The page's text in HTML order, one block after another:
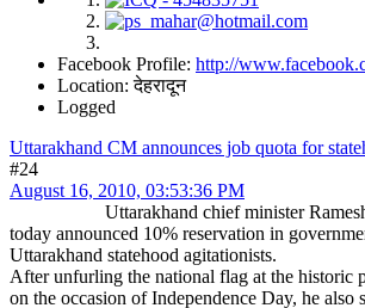
Facebook Profile: http://
Location: देहरादून
Logged
Uttarakhand CM announces job quota for
#24
August 16, 2010, 03:53:36 PM
Uttarakhand chief minister Ramesh
today announced 10% reservation in
Uttarakhand statehood agitationists.
After unfurling the national flag at the historic
on the occasion of Independence Day, he also